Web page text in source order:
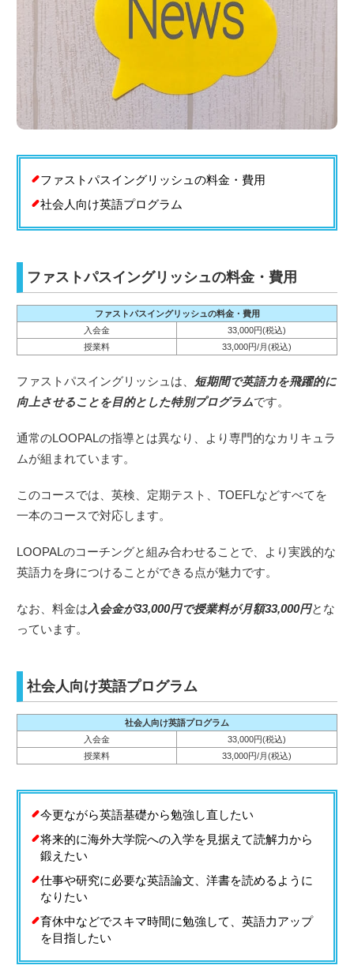
ファストパスイングリッシュの料金・費用
社会人向け英語プログラム
ファストパスイングリッシュの料金・費用
ファストパスイングリッシュの料金・費用
入会金
33,000円(税込)
授業料
33,000円/月(税込)
ファストパスイングリッシュは、
短期間で英語力を飛躍的に
向上させることを目的とした特別プログラムです。
通常のLOOPALの指導とは異なり、より専門的なカリキュラ
ムが組まれています。
このコースでは、英検、定期テスト、TOEFLなどすべてを
一本のコースで対応します。
LOOPALのコーチングと組み合わせることで、より実践的な
英語力を身につけることができる点が魅力です。
なお、料金は 入会金が33,000円で授業料が月額33,000円とな
っています。
社会人向け英語プログラム
社会人向け英語プログラム
入会金
33,000円(税込)
授業料
33,000円/月(税込)
今更ながら英語基礎から勉強し直したい
将来的に海外大学院への入学を見据えて読解力から
鍛えたい
仕事や研究に必要な英語論文、洋書を読めるように
なりたい
育休中などでスキマ時間に勉強して、英語力アップ
を目指したい